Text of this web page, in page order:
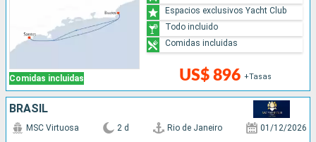
Comidas incluidas US$ 896 +Tasas
Espacios exclusivos Yacht Club
Todo incluido
Comidas incluidas
BRASIL
MSC Virtuosa 2 d Rio de Janeiro 01/12/2026